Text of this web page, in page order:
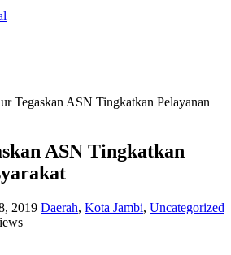
Tegaskan ASN Tingkatkan Pelayanan
ASN Tingkatkan
2019 Daerah, Kota Jambi, Uncategorized